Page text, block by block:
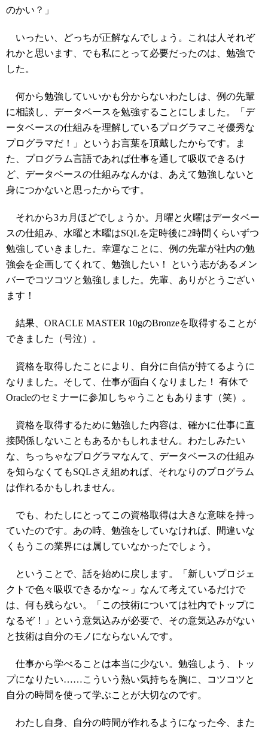
のかい？」
いったい、どっちが正解なんでしょう。これは人それぞ
れかと思います、でも私にとって必要だったのは、勉強で
した。
何から勉強していいかも分からないわたしは、例の先輩
に相談し、データベースを勉強することにしました。「デ
ータベースの仕組みを理解しているプログラマこそ優秀な
プログラマだ！」というお言葉を頂戴したからです。ま
た、プログラム言語であれば仕事を通して吸収できるけ
ど、データベースの仕組みなんかは、あえて勉強しないと
身につかないと思ったからです。
それから3カ月ほどでしょうか。月曜と火曜はデータベー
スの仕組み、水曜と木曜はSQLを定時後に2時間くらいずつ
勉強していきました。幸運なことに、例の先輩が社内の勉
強会を企画してくれて、勉強したい！ という志があるメン
バーでコツコツと勉強しました。先輩、ありがとうござい
ます！
結果、ORACLE MASTER 10gのBronzeを取得することが
できました（号泣）。
資格を取得したことにより、自分に自信が持てるように
なりました。そして、仕事が面白くなりました！ 有休で
Oracleのセミナーに参加しちゃうこともあります（笑）。
資格を取得するために勉強した内容は、確かに仕事に直
接関係しないこともあるかもしれません。わたしみたい
な、ちっちゃなプログラマなんて、データベースの仕組み
を知らなくてもSQLさえ組めれば、それなりのプログラム
は作れるかもしれません。
でも、わたしにとってこの資格取得は大きな意味を持っ
ていたのです。あの時、勉強をしていなければ、間違いな
くもうこの業界には属していなかったでしょう。
ということで、話を始めに戻します。「新しいプロジェ
クトで色々吸収できるかな～」なんて考えているだけで
は、何も残らない。「この技術については社内でトップに
なるぞ！」という意気込みが必要で、その意気込みがない
と技術は自分のモノにならないんです。
仕事から学べることは本当に少ない。勉強しよう、トッ
プになりたい……こういう熱い気持ちを胸に、コツコツと
自分の時間を使って学ぶことが大切なのです。
わたし自身、自分の時間が作れるようになった今、また